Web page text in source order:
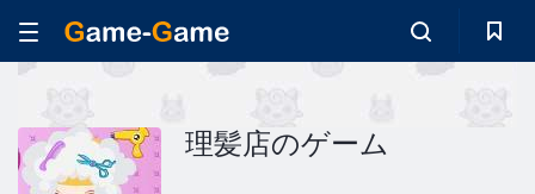
理髪店のゲーム